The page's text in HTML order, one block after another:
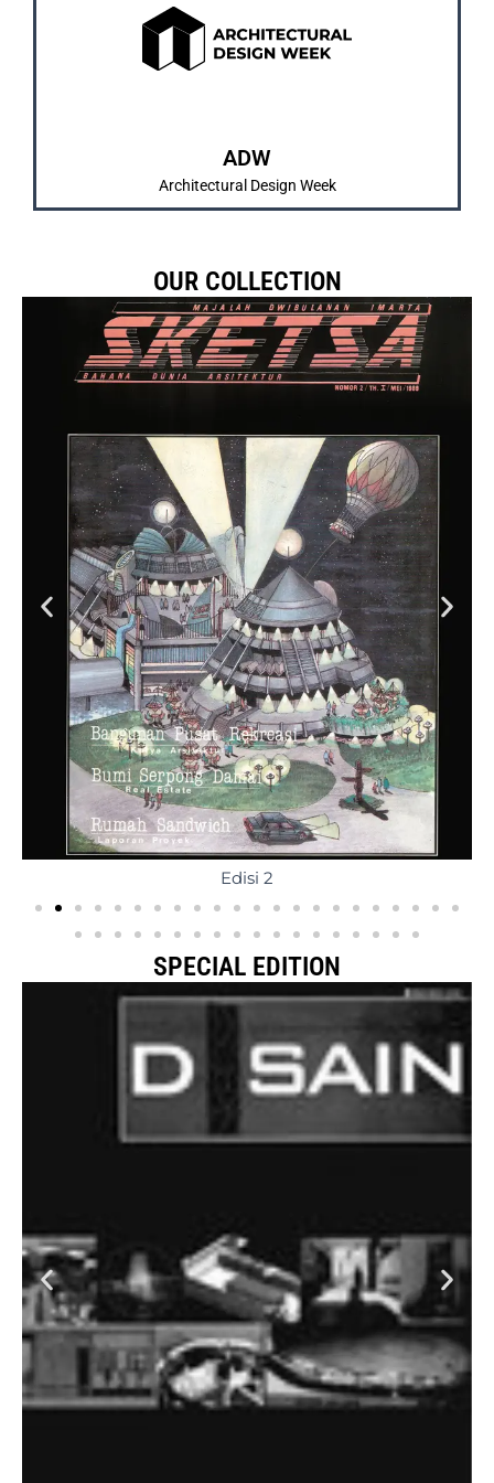
ADW
Architectural Design Week
IMARTA dan SKETSA sebagai bentuk pembelajaran
dan pengenalan karya mahasiswa/i.
OUR COLLECTION
Edisi 2
SPECIAL EDITION